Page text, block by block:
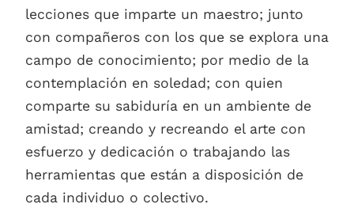
lecciones que imparte un maestro; junto
con compañeros con los que se explora una
campo de conocimiento; por medio de la
contemplación en soledad; con quien
comparte su sabiduría en un ambiente de
amistad; creando y recreando el arte con
esfuerzo y dedicación o trabajando las
herramientas que están a disposición de
cada individuo o colectivo.